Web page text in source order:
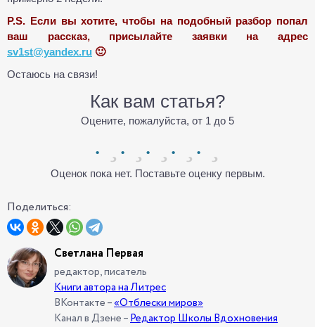
P.S. Если вы хотите, чтобы на подобный разбор попал
ваш рассказ, присылайте заявки на адрес
sv1st@yandex.ru 🙂
Остаюсь на связи!
Как вам статья?
Оцените, пожалуйста, от 1 до 5
Оценок пока нет. Поставьте оценку первым.
Поделиться:
Светлана Первая
редактор, писатель
Книги автора на Литрес
ВКонтакте –«Отблески миров»
Канал в Дзене –Редактор Школы Вдохновения